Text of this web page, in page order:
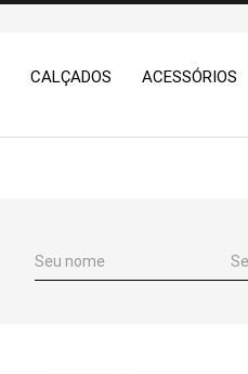
CALÇADOS ACESSÓRIOS